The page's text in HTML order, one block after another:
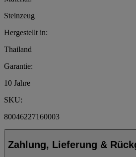
Steinzeug
Hergestellt in:
Thailand
Garantie:
10 Jahre
SKU:
80046227160003
Zahlung, Lieferung &